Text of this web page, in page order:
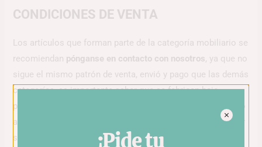
CONDICIONES DE VENTA
Los artículos que forman parte de la categoría mobiliario se
recomiendan pónganse en contacto con nosotros, ya que no
sigue el mismo patrón de venta, envió y pago que las demás
categorías, es importante saber que se fabrican bajo
pedido. Todos los artículos ofrecen variedad en fabricado o
acabado con respecto a materiales, por ello para conseguir
su mobiliario perfecto recomendamos contacten con
¡Pide tu